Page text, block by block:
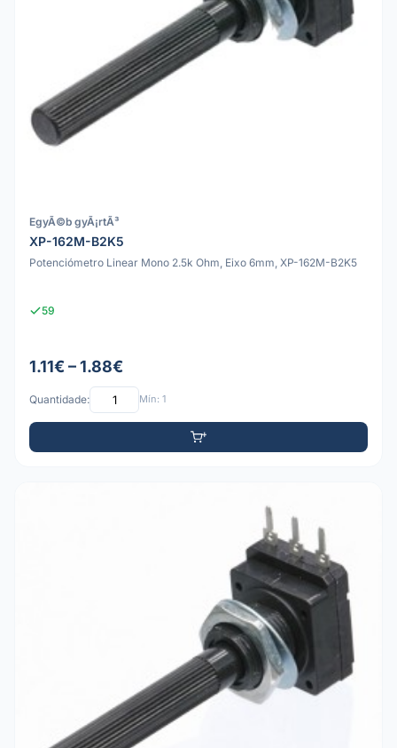
EgyÃ©b gyÃ¡rtÃ³
XP-162M-B2K5
Potenciómetro Linear Mono 2.5k Ohm, Eixo 6mm, XP-162M-B2K5
59
1.11€ – 1.88€
Quantidade: Mín: 1